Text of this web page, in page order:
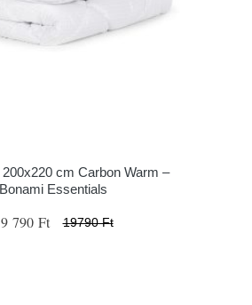
200x220 cm Carbon Warm –
Bonami Essentials
790 Ft 19790 Ft